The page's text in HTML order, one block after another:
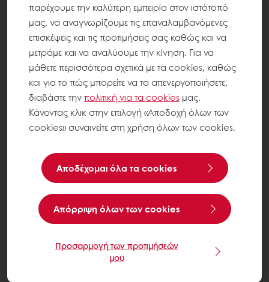
παρέχουμε την καλύτερη εμπειρία στον ιστότοπό
μας, να αναγνωρίζουμε τις επαναλαμβανόμενες
επισκέψεις και τις προτιμήσεις σας καθώς και να
μετράμε και να αναλύουμε την κίνηση. Για να
μάθετε περισσότερα σχετικά με τα cookies, καθώς
και για το πώς μπορείτε να τα απενεργοποιήσετε,
διαβάστε τηνπολιτική για τα cookies μας.
Κάνοντας κλικ στην επιλογή «Αποδοχή όλων των
cookies» συναινείτε στη χρήση όλων των cookies.
Αποδέχομαι όλα τα cookies
Aπόρριψη όλων των cookies
Προσαρμογή των προτιμήσεών
μου